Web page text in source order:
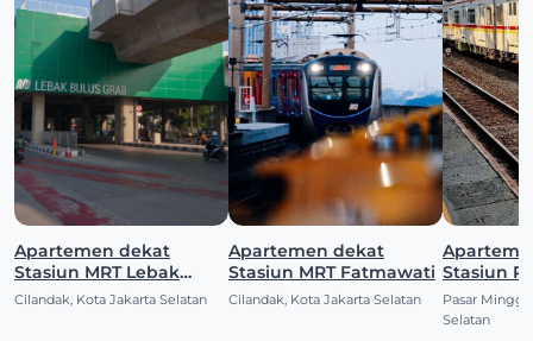
Apartemen dekat
Stasiun MRT Lebak
Bulus
Cilandak, Kota Jakarta Selatan
Apartemen dekat
Stasiun MRT Fatmawati
Cilandak, Kota Jakarta Selatan
Stasiun
Pasar
Selatan